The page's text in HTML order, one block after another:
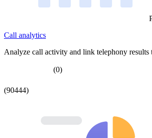
Call analytics
Analyze call activity and link telephony results
(0)
(90444)